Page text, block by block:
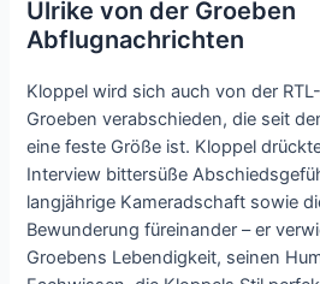
Ulrike von der Groeben
Abflugnachrichten
Kloppel wird sich auch von der
Groeben verabschieden, die seit
eine feste Größe ist. Kloppel
Interview bittersüße
langjährige Kameradschaft sowie
Bewunderung füreinander – er
Groebens Lebendigkeit, seinen